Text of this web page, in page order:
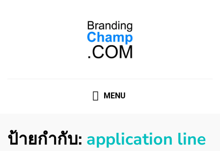
MENU
ป้ายกำกับ: application line